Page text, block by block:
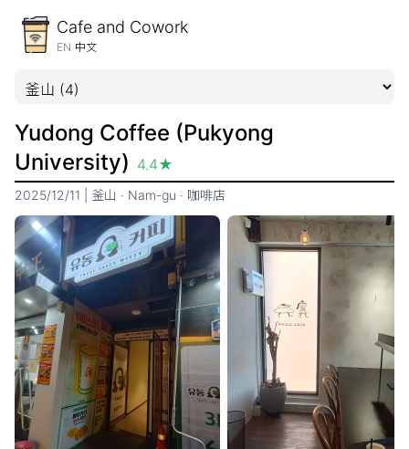
Cafe and Cowork
EN 中文
Yudong Coffee (Pukyong
University) 4.4★
2025/12/11 釜山 · Nam-gu · 咖啡店